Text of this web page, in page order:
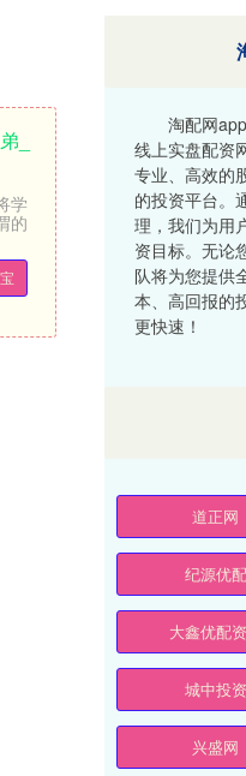
_
学
的
淘配网
线上实盘配资
专业、高效的
的投资平台。
理，我们为用
资目标。无论
队将为您提供
本、高回报的
更快速！
道正网
纪源优配
大鑫优配
城中投资
兴盛网